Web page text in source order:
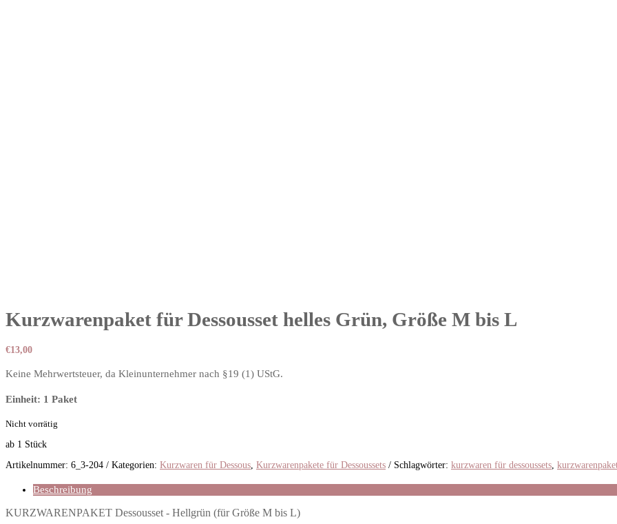
Kurzwarenpaket für Dessousset helles Grün, Größe M bis L
€13,00
Keine Mehrwertsteuer, da Kleinunternehmer nach §19 (1) UStG.
Einheit: 1 Paket
Nicht vorrätig
ab 1 Stück
Artikelnummer: 6_3-204 Kategorien: Kurzwaren für Dessous Kurzwarenpakete für Dessoussets Schlagwörter: kurzwaren für dessoussets
Beschreibung
KURZWARENPAKET Dessousset - Hellgrün (für Größe M bis L)